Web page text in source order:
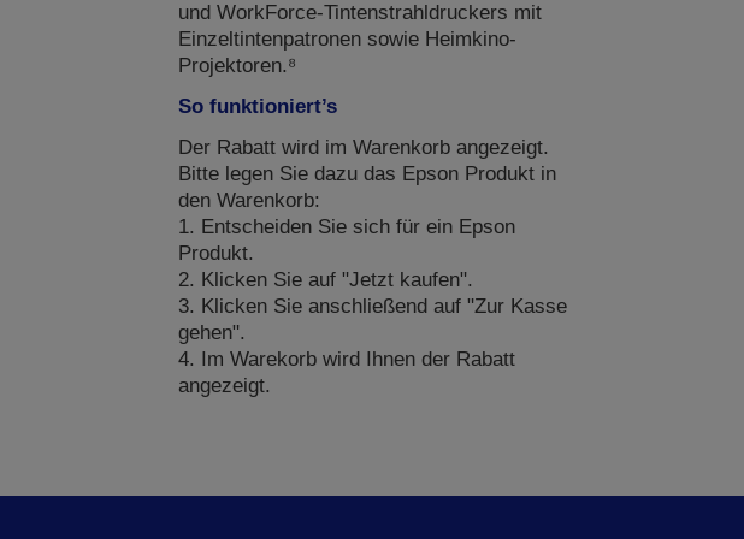
und WorkForce-Tintenstrahldruckers mit
Einzeltintenpatronen sowie Heimkino-
Projektoren.⁸
So funktioniert’s
Der Rabatt wird im Warenkorb angezeigt.
Bitte legen Sie dazu das Epson Produkt in
den Warenkorb:
1. Entscheiden Sie sich für ein Epson
Produkt.
2. Klicken Sie auf "Jetzt kaufen".
3. Klicken Sie anschließend auf "Zur Kasse
gehen".
4. Im Warekorb wird Ihnen der Rabatt
angezeigt.